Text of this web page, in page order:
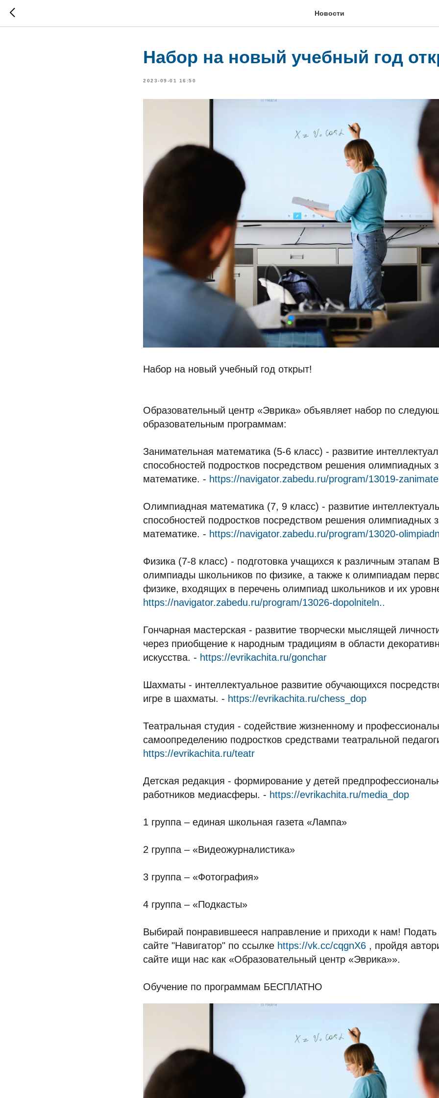
Новости
Набор на новый учебный год
2023-09-01 16:50
Набор на новый учебный год открыт!
Образовательный центр «Эврика» объявляет набор по
образовательным программам:
Занимательная математика (5-6 класс) - развитие
способностей подростков посредством решения олимпиадных
математике. - https://navigator.zabedu.ru/program/13019-
Олимпиадная математика (7, 9 класс) - развитие
способностей подростков посредством решения олимпиадных
математике. - https://navigator.zabedu.ru/program/13020-
Физика (7-8 класс) - подготовка учащихся к различным этапам
олимпиады школьников по физике, а также к олимпиадам
физике, входящих в перечень олимпиад школьников и их
https://navigator.zabedu.ru/program/13026-dopolniteln..
Гончарная мастерская - развитие творчески мыслящей
через приобщение к народным традициям в области
искусства. - https://evrikachita.ru/gonchar
Шахматы - интеллектуальное развитие обучающихся
игре в шахматы. - https://evrikachita.ru/chess_dop
Театральная студия - содействие жизненному и
самоопределению подростков средствами театральной
https://evrikachita.ru/teatr
Детская редакция - формирование у детей
работников медиасферы. - https://evrikachita.ru/media_dop
1 группа – единая школьная газета «Лампа»
2 группа – «Видеожурналистика»
3 группа – «Фотография»
4 группа – «Подкасты»
Выбирай понравившееся направление и приходи к нам!
сайте "Навигатор" по ссылке https://vk.cc/cqgnX6 , пройдя
сайте ищи нас как «Образовательный центр «Эврика»».
Обучение по программам БЕСПЛАТНО